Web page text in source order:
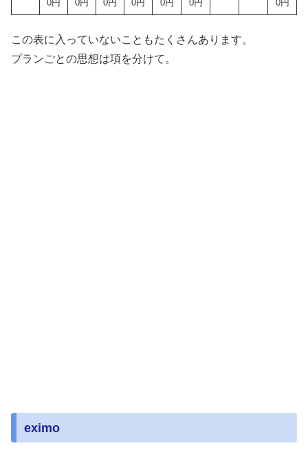
0円 0円 0円 0円 0円 0円 0円
この表に入っていないこともたくさんあります。
プランごとの思想は項を分けて。
eximo